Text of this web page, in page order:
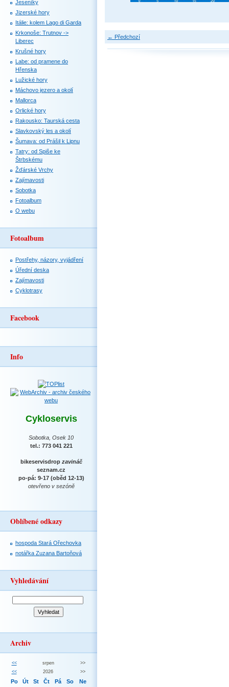
← Předchozí
Jeseníky
Jizerské hory
Itálie: kolem Lago di Garda
Krkonoše: Trutnov ->
Liberec
Krušné hory
Labe: od pramene do
Hřenska
Lužické hory
Máchovo jezero a okolí
Mallorca
Orlické hory
Rakousko: Taurská cesta
Slavkovský les a okolí
Šumava: od Prášil k Lipnu
Tatry: od Spiše ke
Štrbskému
Žďárské Vrchy
Zajímavosti
Sobotka
Fotoalbum
O webu
Fotoalbum
Postřehy, názory, vyjádření
Úřední deska
Zajímavosti
Cyklotrasy
Facebook
Info
Cykloservis
Sobotka, Osek 10
tel.: 773 041 221
bikeservisdrop zavináč
seznam.cz
po-pá: 9-17 (oběd 12-13)
otevřeno v sezóně
Oblíbené odkazy
hospoda Stará Ořechovka
notářka Zuzana Bartoňová
Vyhledávání
Archiv
<< srpen
>>
<<
2026 >>
Po Út St Čt Pá So Ne